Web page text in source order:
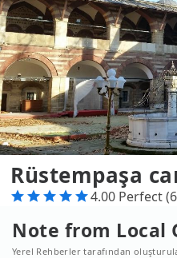
Rüstempaşa
4.00 Perfect
Note from Local
Yerel Rehberler tarafından